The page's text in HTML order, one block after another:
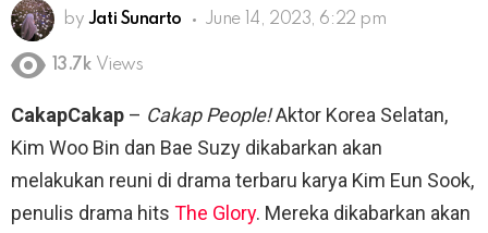
by Jati Sunarto June 14, 2023, 6:22 pm
13.7k Views
CakapCakap – Cakap People!Aktor Korea Selatan,
Kim Woo Bin dan Bae Suzy dikabarkan akan
melakukan reuni di drama terbaru karya Kim Eun Sook,
penulis drama hits The Glory. Mereka dikabarkan akan